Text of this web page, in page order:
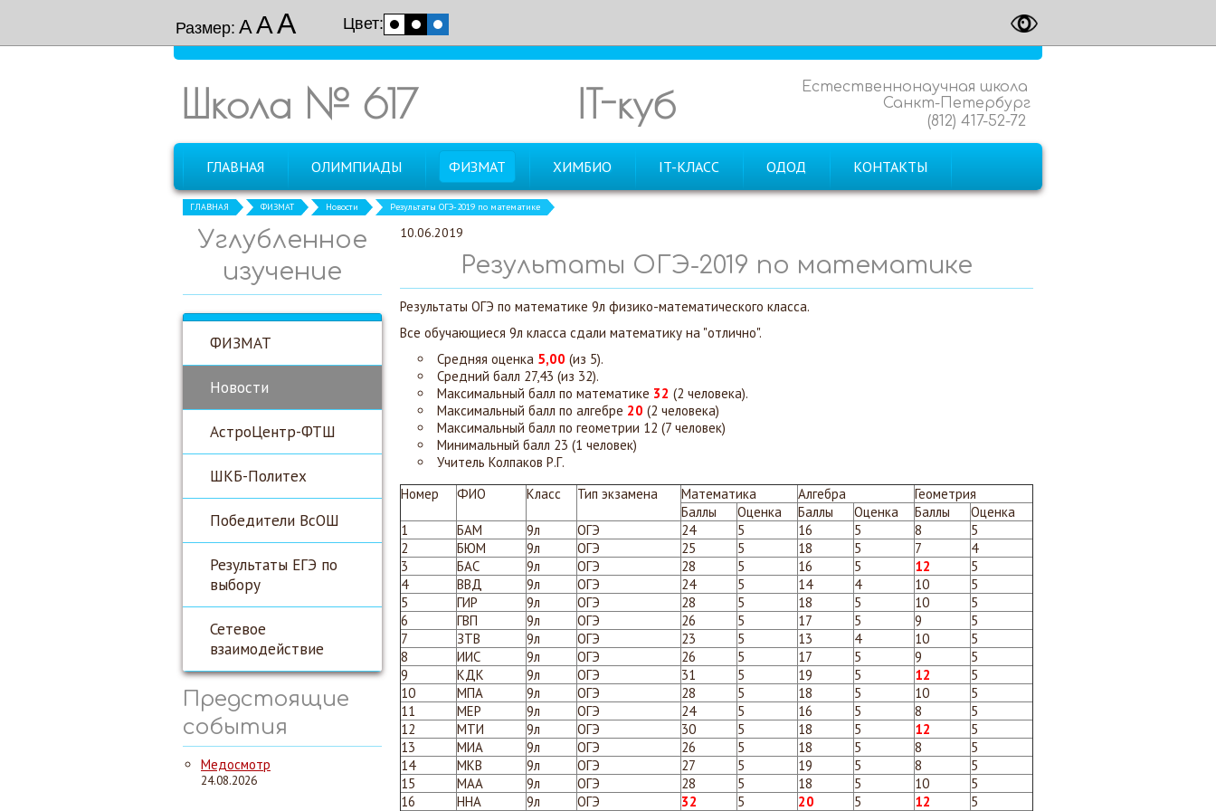
Размер: ААА Цвет:
Школа № 617
Естественнонаучная школа
Санкт-Петербург
(812) 417-52-72
IT-куб
ГЛАВНАЯ ОЛИМПИАДЫ ФИЗМАТ ХИМБИО IT-КЛАСС ОДОД КОНТАКТЫ
ГЛАВНАЯ ФИЗМАТ Новости Результаты ОГЭ-2019 по математике
Углубленное
изучение
ФИЗМАТ
Новости
АстроЦентр-ФТШ
ШКБ-Политех
Победители ВсОШ
Результаты ЕГЭ по
выбору
Сетевое
взаимодействие
Предстоящие
события
Медосмотр
24.08.2026
10.06.2019
Результаты ОГЭ-2019 по математике
Результаты ОГЭ по математике 9л физико-математического класса.
Все обучающиеся 9л класса сдали математику на "отлично".
Средняя оценка 5,00 (из 5).
Средний балл 27,43 (из 32).
Максимальный балл по математике 32 (2 человека).
Максимальный балл по алгебре 20 (2 человека)
Максимальный балл по геометрии 12 (7 человек)
Минимальный балл 23 (1 человек)
Учитель Колпаков Р.Г.
Номер
ФИО Класс Тип экзамена Математика Алгебра
Геометрия
Баллы
Оценка Баллы Оценка Баллы
Оценка
1
БАМ 9л ОГЭ 24 5 16 5 8
5
2
БЮМ 9л ОГЭ 25 5 18 5 7
4
3
БАС 9л ОГЭ 28 5 16 5 12
5
4
ВВД 9л ОГЭ 24 5 14 4 10
5
5
ГИР 9л ОГЭ 28 5 18 5 10
5
6
ГВП 9л ОГЭ 26 5 17 5 9
5
7
ЗТВ 9л ОГЭ 23 5 13 4 10
5
8
ИИС 9л ОГЭ 26 5 17 5 9
5
9
КДК 9л ОГЭ 31 5 19 5 12
5
10
МПА 9л ОГЭ 28 5 18 5 10
5
11
МЕР 9л ОГЭ 24 5 16 5 8
5
12
МТИ 9л ОГЭ 30 5 18 5 12
5
13
МИА 9л ОГЭ 26 5 18 5 8
5
14
МКВ 9л ОГЭ 27 5 19 5 8
5
15
МАА 9л ОГЭ 28 5 18 5 10
5
16
ННА 9л ОГЭ 32 5 20 5 12 5